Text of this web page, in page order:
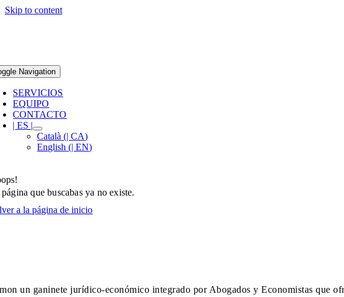
Skip to content
Navigation
SERVICIOS
EQUIPO
CONTACTO
| ES |
Català (| CA)
English (| EN)
que buscabas ya no existe.
a la página de inicio
un ganinete jurídico-económico integrado por Abogados y Economistas que